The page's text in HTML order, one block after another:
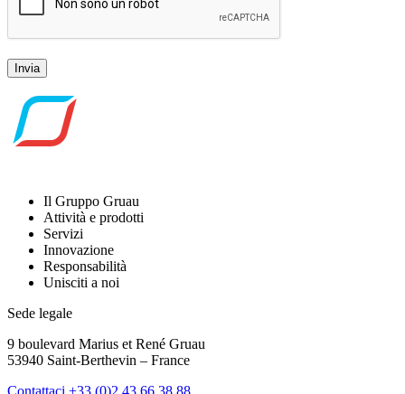
Invia
Il Gruppo Gruau
Attività e prodotti
Servizi
Innovazione
Responsabilità
Unisciti a noi
Sede legale
9 boulevard Marius et René Gruau
53940 Saint-Berthevin – France
Contattaci +33 (0)2 43 66 38 88